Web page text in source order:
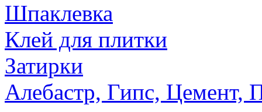
Шпаклевка
Клей для плитки
Затирки
Алебастр, Гипс, Цемент,